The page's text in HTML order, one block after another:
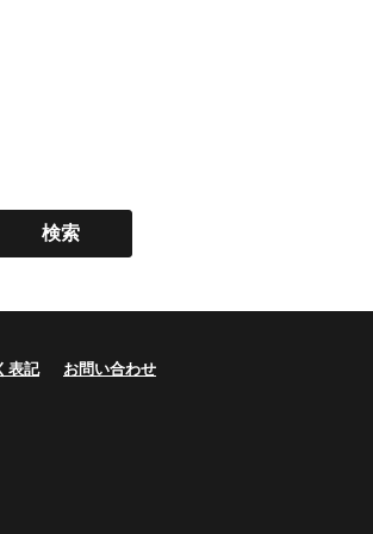
表記 お問い合わせ